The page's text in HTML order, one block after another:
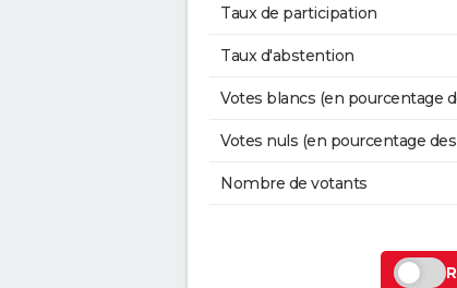
Taux de participation
Taux d'abstention
Votes blancs (en pourcentage
Votes nuls (en pourcentage
Nombre de votants